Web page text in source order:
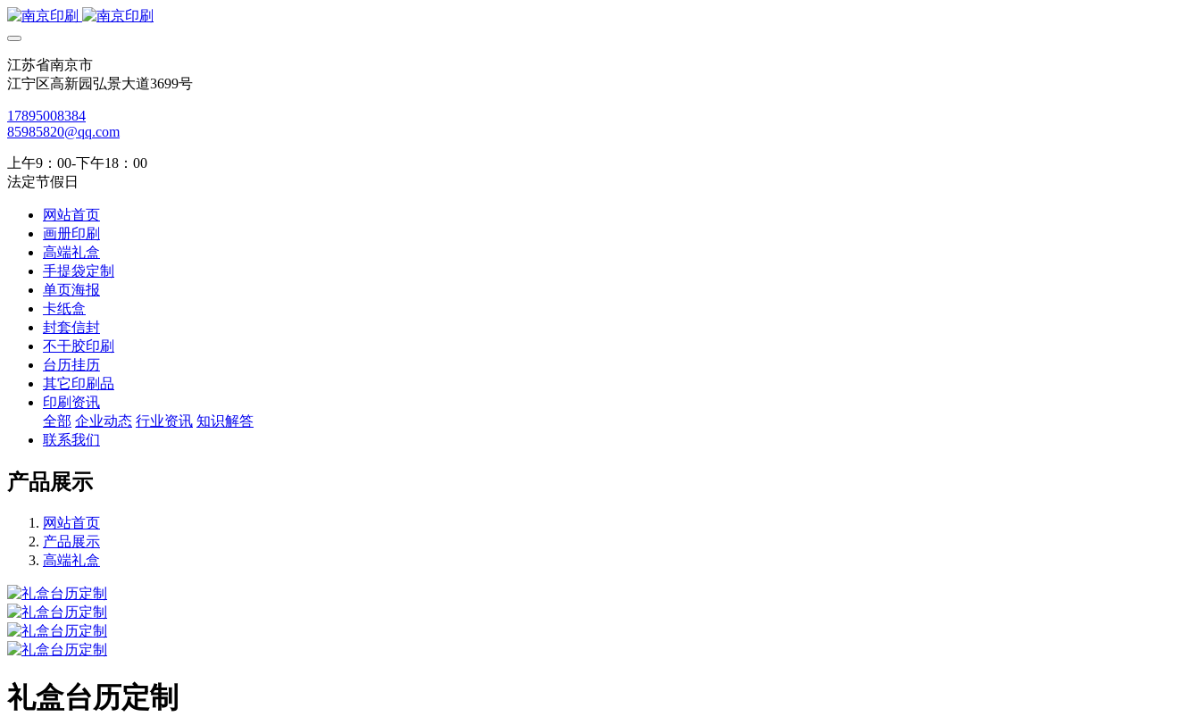
江苏省南京市
江宁区高新园弘景大道3699号
17895008384
85985820@qq.com
上午9：00-下午18：00
法定节假日
网站首页
画册印刷
高端礼盒
手提袋定制
单页海报
卡纸盒
封套信封
不干胶印刷
台历挂历
其它印刷品
印刷资讯
全部 企业动态 行业资讯 知识解答
联系我们
产品展示
网站首页
产品展示
高端礼盒
礼盒台历定制